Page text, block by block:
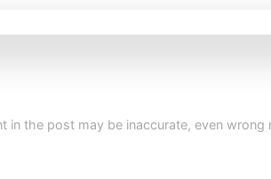
in the post may be inaccurate, even wrong